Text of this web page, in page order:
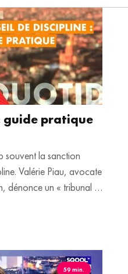
prône aussi son
guide pratique
souvent la sanction
Valérie Piau, avocate
dénonce un « tribunal »
des adultes.
59 min.